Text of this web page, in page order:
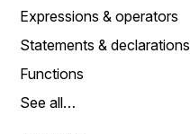
Expressions & operators
Statements & declarations
Functions
See all…